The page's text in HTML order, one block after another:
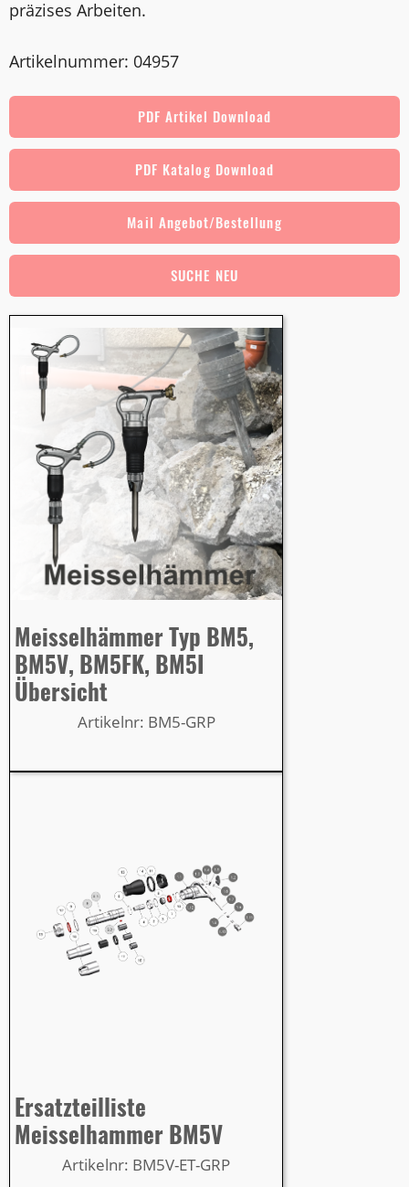
präzises Arbeiten.
Artikelnummer: 04957
PDF Artikel Download
PDF Katalog Download
Mail Angebot/Bestellung
SUCHE NEU
Meisselhämmer Typ BM5,
BM5V, BM5FK, BM5I
Übersicht
Artikelnr: BM5-GRP
Ersatzteilliste
Meisselhammer BM5V
Artikelnr: BM5V-ET-GRP